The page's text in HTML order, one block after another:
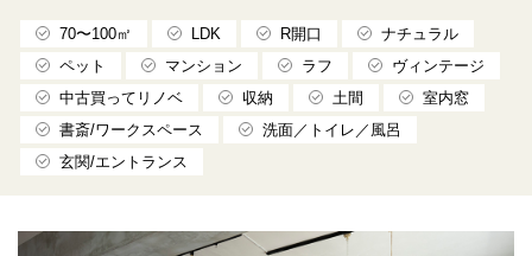
70〜100㎡ LDK R開口
ナチュラル
ペット
マンション ラフ
ヴィンテージ
中古買ってリノベ
収納 土間
室内窓
書斎/ワークスペース
洗面／トイレ／風呂
玄関/エントランス